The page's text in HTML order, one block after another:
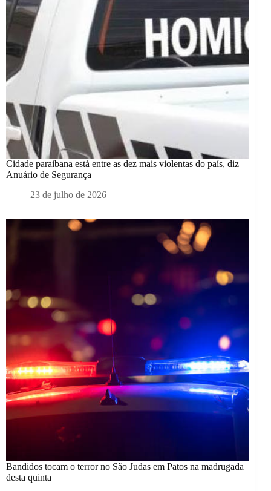
Cidade paraibana está entre as dez mais violentas do país, diz
Anuário de Segurança
23 de julho de 2026
Bandidos tocam o terror no São Judas em Patos na madrugada
desta quinta